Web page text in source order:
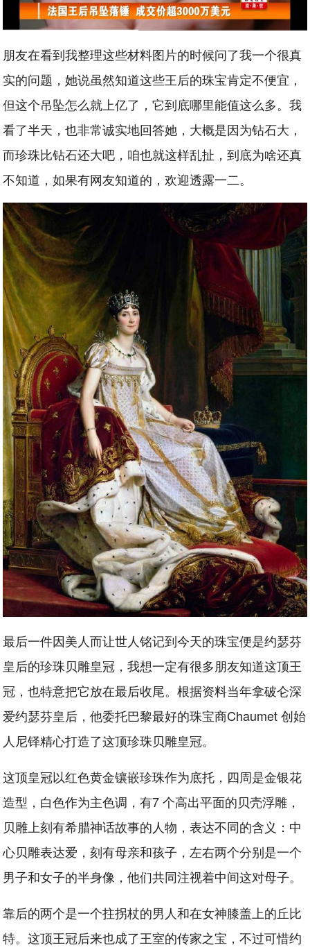
朋友在看到我整理这些材料图片的时候问了我一个很真
实的问题，她说虽然知道这些王后的珠宝肯定不便宜，
但这个吊坠怎么就上亿了，它到底哪里能值这么多。我
看了半天，也非常诚实地回答她，大概是因为钻石大，
而珍珠比钻石还大吧，咱也就这样乱扯，到底为啥还真
不知道，如果有网友知道的，欢迎透露一二。
最后一件因美人而让世人铭记到今天的珠宝便是约瑟芬
皇后的珍珠贝雕皇冠，我想一定有很多朋友知道这顶王
冠，也特意把它放在最后收尾。根据资料当年拿破仑深
爱约瑟芬皇后，他委托巴黎最好的珠宝商Chaumet 创始
人尼铎精心打造了这顶珍珠贝雕皇冠。
这顶皇冠以红色黄金镶嵌珍珠作为底托，四周是金银花
造型，白色作为主色调，有7 个高出平面的贝壳浮雕，
贝雕上刻有希腊神话故事的人物，表达不同的含义：中
心贝雕表达爱，刻有母亲和孩子，左右两个分别是一个
男子和女子的半身像，他们共同注视着中间这对母子。
靠后的两个是一个拄拐杖的男人和在女神膝盖上的丘比
特。这顶王冠后来也成了王室的传家之宝，不过可惜约